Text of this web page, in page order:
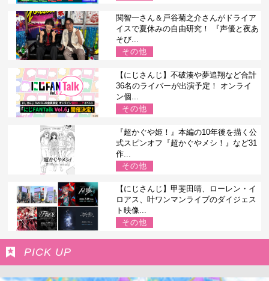
関智一さん＆戸谷菊之介さんがドライア
イスで夏休みの自由研究！ 『声優と夜あ
そび...
その他
【にじさんじ】不破湊や夢追翔など合計
36名のライバーが出演予定！ オンライ
ン個...
その他
『超かぐや姫！』本編の10年後を描く公
式スピンオフ『超かぐやメシ！』など31
作...
その他
【にじさんじ】甲斐田晴、ローレン・イ
ロアス、叶ワンマンライブのダイジェス
ト映像...
その他
PICK UP